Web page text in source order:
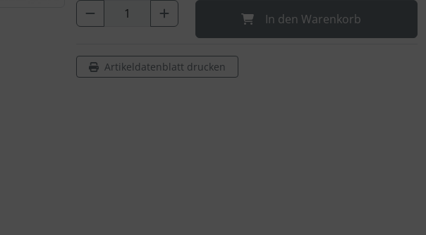
In den Warenkorb
Artikeldatenblatt drucken